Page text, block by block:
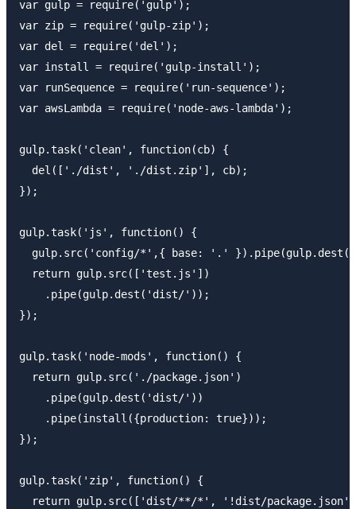
var gulp = require('gulp');
var zip = require('gulp-zip');
var del = require('del');
var install = require('gulp-install');
var runSequence = require('run-sequence');
var awsLambda = require('node-aws-lambda');
gulp.task('clean', function(cb) {
  del(['./dist', './dist.zip'], cb);
});
gulp.task('js', function() {
gulp.src('config/*',{ base: '.'
  return gulp.src(['test.js'])
    .pipe(gulp.dest('dist/'));
});
gulp.task('node-mods', function() {
  return gulp.src('./package.json')
    .pipe(gulp.dest('dist/'))
    .pipe(install({production: true}));
});
gulp.task('zip', function() {
return gulp.src(['dist/**/*', '!dist/